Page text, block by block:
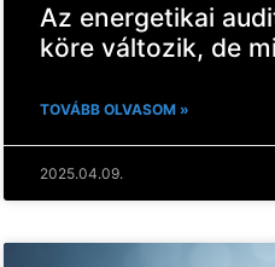
Az energetikai
köre változik, de
TOVÁBB OLVASOM »
2025.04.09.